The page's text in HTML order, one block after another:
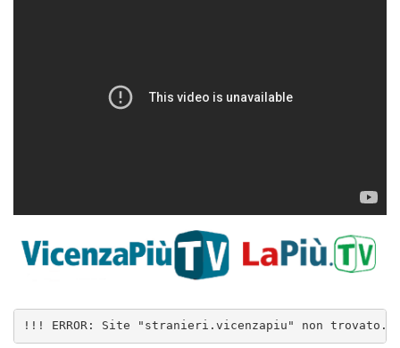
!!! ERROR: Site "stranieri.vicenzapiu" non trovato..